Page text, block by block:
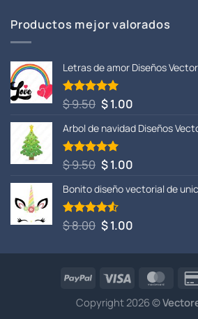
Productos mejor valorados
Letras de amor Diseños
Valorado
con
de 5
$9.50 El
original
era:
$ 9.50.
$1.00El
actual
$ 1.00.
Arbol de navidad Diseños
Valorado
con
de 5
$9.50 El
original
era:
$ 9.50.
$1.00El
actual
$ 1.00.
Bonito diseño vectorial de
Valorado
con
$8.00 El
original
$ 8.00.
$1.00El
actual
$ 1.00.
Copyright 2026 ©